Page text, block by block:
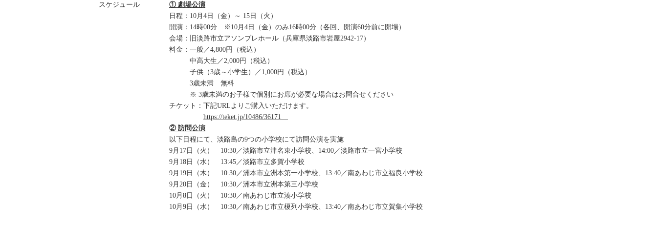
スケジュール
① 劇場公演
日程：10月4日（金）～ 15日（火）
開演：14時00分 ※10月4日（金）のみ16時00分（各回、開演60分前に開場）
会場：旧淡路市立アソンブレホール（兵庫県淡路市岩屋2942-17）
料金：一般／4,800円（税込）
中高大生／2,000円（税込）
子供（3歳～小学生）／1,000円（税込）
3歳未満 無料
※ 3歳未満のお子様で個別にお席が必要な場合はお問合せください
チケット：下記URLよりご購入いただけます。
https://teket.jp/10486/36171
② 訪問公演
以下日程にて、淡路島の9つの小学校にて訪問公演を実施
9月17日（火） 10:30／淡路市立津名東小学校、14:00／淡路市立一宮小学校
9月18日（水） 13:45／淡路市立多賀小学校
9月19日（木） 10:30／洲本市立洲本第一小学校、13:40／南あわじ市立福良小学校
9月20日（金） 10:30／洲本市立洲本第三小学校
10月8日（火） 10:30／南あわじ市立湊小学校
10月9日（水） 10:30／南あわじ市立榎列小学校、13:40／南あわじ市立賀集小学校